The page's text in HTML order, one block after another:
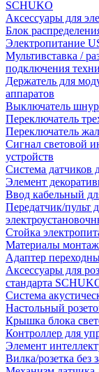
SCHUKO
Аксессуары для
Блок
Электропитание
Мультивставка /
подключения
Держатель для
аппаратов
Выключатель
Переключатель
Переключатель
Сигнал световой
устройств
Система датчиков
Элемент
Ввод кабельный
Передатчик/пульт
Стойка
Материалы
Адаптер
Аксессуары для
стандарта
Система
Настольный
Крышка блока
Контроллер для
Элемент
Вилка/розетка без